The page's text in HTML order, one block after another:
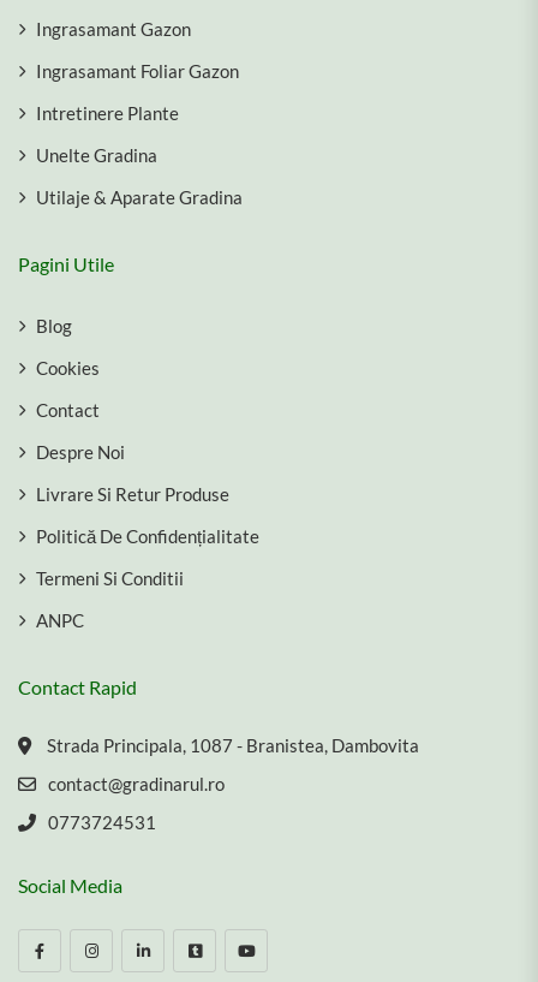
Ingrasamant Gazon
Ingrasamant Foliar Gazon
Intretinere Plante
Unelte Gradina
Utilaje & Aparate Gradina
Pagini Utile
Blog
Cookies
Contact
Despre Noi
Livrare Si Retur Produse
Politică De Confidențialitate
Termeni Si Conditii
ANPC
Contact Rapid
Strada Principala, 1087 - Branistea, Dambovita
contact@gradinarul.ro
0773724531
Social Media